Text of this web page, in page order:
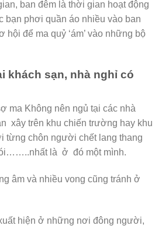
ban đêm là thời gian hoạt động
bạn phơi quần áo nhiều vào ban
để ma quỷ ‘ám’ vào những bộ
khách sạn, nhà nghỉ có
ma Không nên ngủ tại các nhà
xây trên khu chiến trường hay khu
từng chôn người chết lang thang
là ở đó một mình.
âm và nhiều vong cũng tránh ở
hiện ở những nơi đông người,